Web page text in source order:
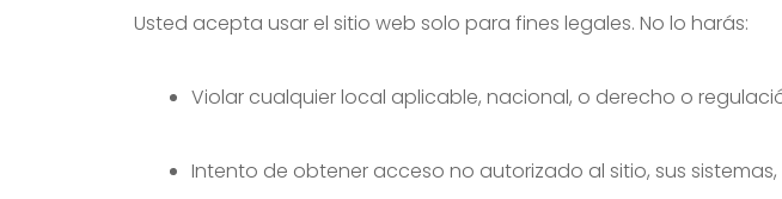
Usted acepta usar el sitio web solo para fines legales. No lo harás:
Violar cualquier local aplicable, nacional, o derecho o
Intento de obtener acceso no autorizado al sitio, sus